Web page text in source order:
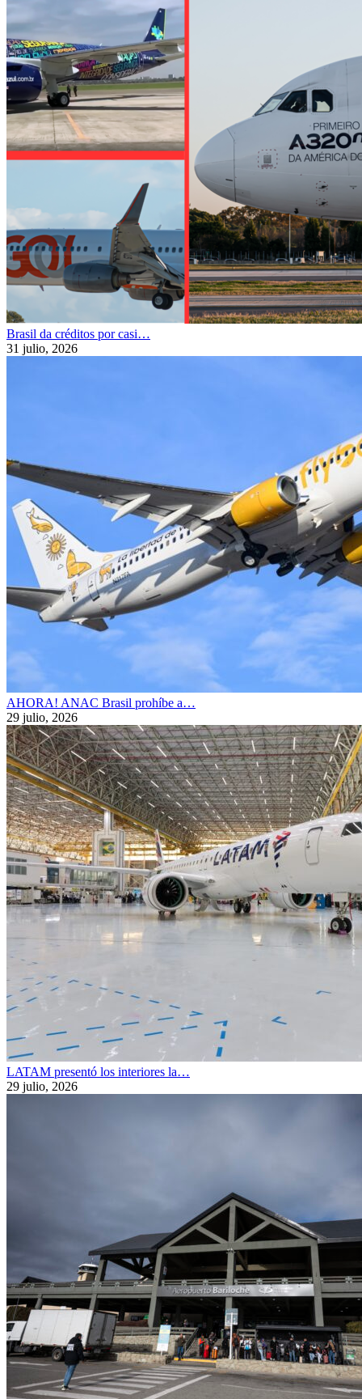
Brasil da créditos por casi…
31 julio, 2026
AHORA! ANAC Brasil prohíbe a…
29 julio, 2026
LATAM presentó los interiores la…
29 julio, 2026